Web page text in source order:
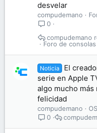
desvelar
compudemano
0
Foro de
compudemano
Noticia
El
serie en Apple
algo mucho más
felicidad
compudemano
0